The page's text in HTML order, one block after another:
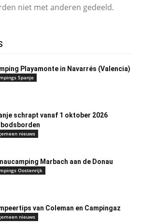
niet met anderen gedeeld.
Playamonte in Navarrés (Valencia)
Spanje
schrapt vanaf 1 oktober 2026
nieuws
Marbach aan de Donau
Oostenrijk
van Coleman en Campingaz
nieuws